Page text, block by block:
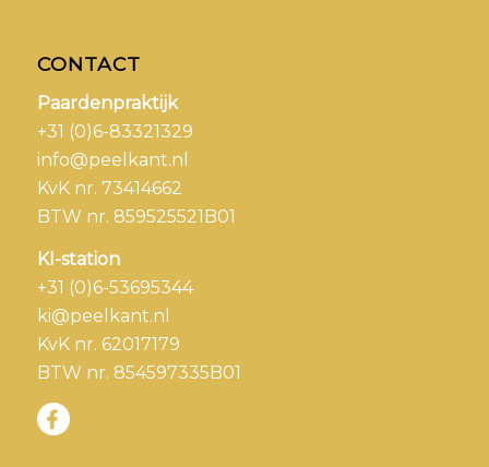
CONTACT
Paardenpraktijk
+31 (0)6-83321329
info@peelkant.nl
KvK nr. 73414662
BTW nr. 859525521B01
KI-station
+31 (0)6-53695344
ki@peelkant.nl
KvK nr. 62017179
BTW nr. 854597335B01